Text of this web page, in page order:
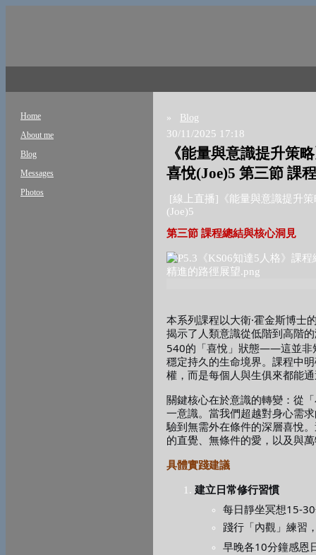
Home
About me
Blog
Messages
Photos
» Blog
30/11/2025 17:18
《能量與意識提升策
喜悅(Joe)5 第三節 課
[線上直播] 《能量與意識提升
(Joe)5
第三節 課程總結與核心洞見
本系列課程以大衛·霍金斯博士
揭示了人類意識從低階到高階
540的「喜悅」狀態——這並非
穩定持久的生命境界。課程中
權，而是每個人與生俱來都能
關鍵核心在於意識的轉變：從
一意識。當我們超越對身心需
驗到無需外在條件的深層喜悅
的直覺、無條件的愛，以及與
具體實踐建議
建立日常修行習慣
每日靜坐冥想15-30
踐行「內觀」練習
早晚各10分鐘感恩